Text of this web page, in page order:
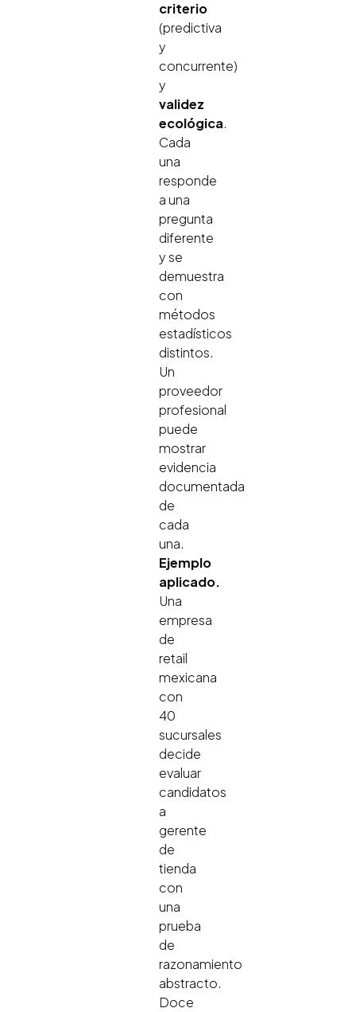
criterio
(predictiva
y
concurrente)
y
validez
ecológica.
Cada
una
responde
a una
pregunta
diferente
y se
demuestra
con
métodos
estadísticos
distintos.
Un
proveedor
profesional
puede
mostrar
evidencia
documentada
de
cada
una.
Ejemplo
aplicado.
Una
empresa
de
retail
mexicana
con
40
sucursales
decide
evaluar
candidatos
a
gerente
de
tienda
con
una
prueba
de
razonamiento
abstracto.
Doce